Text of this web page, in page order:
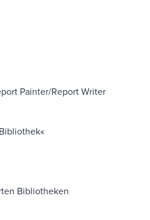
Painter/Report Writer
Bibliotheken